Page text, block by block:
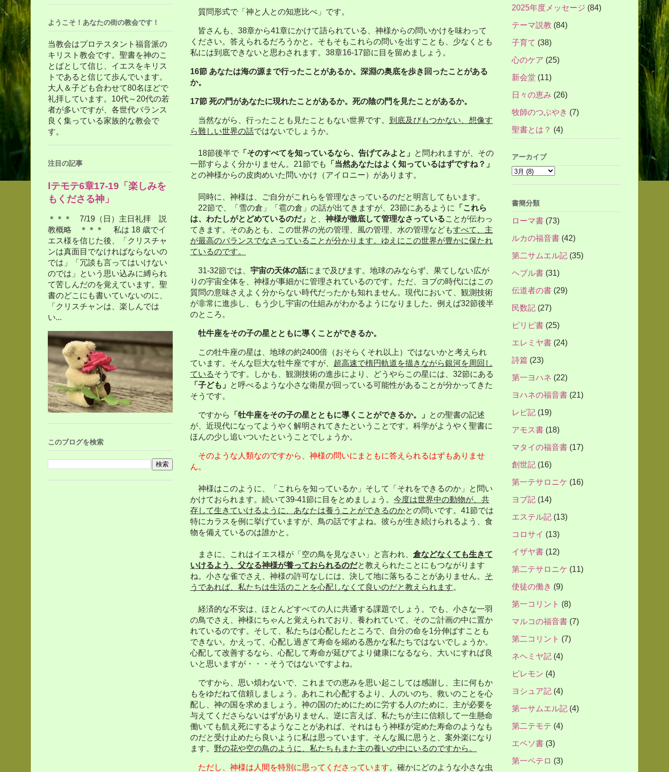
質問形式で「神と人との知恵比べ」です。
皆さんも、 38章から41章にかけて語られている、神様からの問いかけを味わって
ください。答えられるだろうかと。そもそもこれらの問いを出すことも、少なくとも
私には到底できないと思わされます。 38章16-17節に目を留めましょう。
16節 あなたは海の源まで行ったことがあるか。深淵の奥底を歩き回ったことがある
か。
17節 死の門があなたに現れたことがあるか。死の陰の門を見たことがあるか。
当然ながら、行ったことも見たこともない世界です。 到底及びもつかない、想像す
ら難しい世界の話ではないでしょうか。
18節後半で 「そのすべてを知っているなら、告げてみよと」 と問われますが、その
一部すらよく分かりません。 21節でも
「当然あなたはよく知っているはずですね？」
との神様からの皮肉めいた問いかけ（アイロニー）があります。
同時に、神様は、ご自分がこれらを管理なさっているのだと明言してもいます。
22節で、「雪の倉」「雹の倉」の話が出てきますが、 23節にあるように
「これら
は、わたしがとどめているのだ」 と、 神様が徹底して管理なさっていることが伝わっ
てきます。そのあとも、この世界の光の管理、風の管理、水の管理などもすべて、主
が最高のバランスでなさっていることが分かります。ゆえにこの世界が豊かに保たれ
ているのです。
31-32節では、 宇宙の天体の話にまで及びます。地球のみならず、果てしない広が
りの宇宙全体を、神様が事細かに管理されているのです。ただ、ヨブの時代にはこの
質問の意味さえよく分からない時代だったかも知れません。現代において、観測技術
が非常に進歩し、もう少し宇宙の仕組みがわかるようになりました。例えば32節後半
のところ。
牡牛座をその子の星とともに導くことができるか。
この牡牛座の星は、地球の約2400倍（おそらくそれ以上）ではないかと考えられ
ています。そんな巨大な牡牛座ですが、 超高速で楕円軌道を描きながら銀河を周回し
ているそうです。しかも、観測技術の進歩により、どうやらこの星には、 32節にある
「子ども」 と呼べるような小さな衛星が回っている可能性があることが分かってきた
そうです。
ですから 「牡牛座をその子の星とともに導くことができるか。」 との聖書の記述
が、近現代になってようやく解明されてきたということです。科学がようやく聖書に
ほんの少し追いついたということでしょうか。
そのような人類なのですから、神様の問いにまともに答えられるはずもありませ
ん。
神様はこのように、「これらを知っているか」そして「それをできるのか」と問い
かけておられます。続いて39-41節に目をとめましょう。 今度は世界中の動物が、共
存して生きていけるように、あなたは養うことができるのかとの問いです。 41節では
特にカラスを例に挙げていますが、鳥の話ですよね。彼らが生き続けられるよう、食
物を備えているのは誰かと。
まさに、これはイエス様が「空の鳥を見なさい」と言われ、 倉などなくても生きて
いけるよう、父なる神様が養っておられるのだと教えられたことにもつながります
ね。小さな雀でさえ、神様の許可なしには、決して地に落ちることがありません。 そ
うであれば、私たちは生活のことを心配しなくて良いのだと教えられます。
経済的な不安は、ほとんどすべての人に共通する課題でしょう。でも、小さな一羽
の鳥でさえ、神様にちゃんと覚えられており、養われていて、そのご計画の中に置か
れているのです。そして、私たちは心配したところで、自分の命を1分伸ばすことも
できない。かえって、心配し過ぎて寿命を縮める愚かな私たちではないでしょうか。
心配して改善するなら、心配して寿命が延びてより健康になるなら、大いにすれば良
いと思いますが・・・そうではないですよね。
ですから、思い煩わないで、これまでの恵みを思い起こしては感謝し、主に何もか
もをゆだねて信頼しましょう。あれこれ心配するより、人のいのち、救いのことを心
配し、神の国を求めましょう。神の国のためにために労する人のために、主が必要を
与えてくださらないはずがありません。逆に言えば、私たちが主に信頼して一生懸命
働いても飢え死にするようなことがあれば、それはもう神様が定めた寿命のようなも
のだと受け止めたら良いように私は思っています。そんな風に思うと、案外楽になり
ます。 野の花や空の鳥のように、私たちもまた主の養いの中にいるのですから。
ただし、神様は人間を特別に思ってくださっています。確かにどのような小さな虫
ようこそ！あなたの街の教会です！
当教会はプロテスタント福音派の
キリスト教会です。聖書を神のこ
とばとして信じ、イエスをキリス
トであると信じて歩んでいます。
大人＆子ども合わせて80名ほどで
礼拝しています。10代～20代の若
者が多いですが、各世代バランス
良く集っている家族的な教会で
す。
注目の記事
Ⅰテモテ6章17-19「楽しみを
もくださる神」
＊＊＊ 7/19（日）主日礼拝 説
教概略 ＊＊＊ 私は 18 歳でイ
エス様を信じた後、「クリスチャ
ンは真面目でなければならないの
では」「冗談も言ってはいけない
のでは」という思い込みに縛られ
て苦しんだのを覚えています。聖
書のどこにも書いていないのに、
「クリスチャンは、楽しんでは
い...
このブログを検索
2025年度メッセージ (84)
テーマ説教 (84)
子育て (38)
心のケア (25)
新会堂 (11)
日々の恵み (26)
牧師のつぶやき (7)
聖書とは？ (4)
アーカイブ
書簡分類
ローマ書 (73)
ルカの福音書 (42)
第二サムエル記 (35)
ヘブル書 (31)
伝道者の書 (29)
民数記 (27)
ピリピ書 (25)
エレミヤ書 (24)
詩篇 (23)
第一ヨハネ (22)
ヨハネの福音書 (21)
レビ記 (19)
アモス書 (18)
マタイの福音書 (17)
創世記 (16)
第一テサロニケ (16)
ヨブ記 (14)
エステル記 (13)
コロサイ (13)
イザヤ書 (12)
第二テサロニケ (11)
使徒の働き (9)
第一コリント (8)
マルコの福音書 (7)
第二コリント (7)
ネヘミヤ記 (4)
ピレモン (4)
ヨシュア記 (4)
第一サムエル記 (4)
第二テモテ (4)
エペソ書 (3)
第一ペテロ (3)